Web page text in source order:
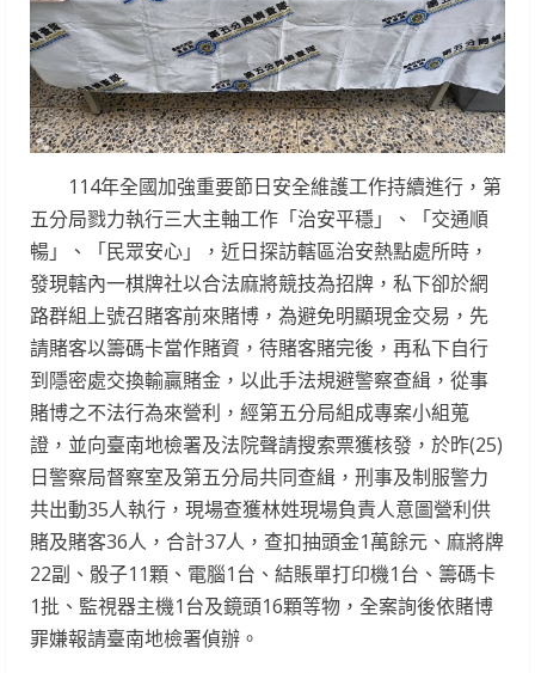
114年全國加強重要節日安全維護工作持續進行，第
五分局戮力執行三大主軸工作「治安平穩」、「交通順
暢」、「民眾安心」，近日探訪轄區治安熱點處所時，
發現轄內一棋牌社以合法麻將競技為招牌，私下卻於網
路群組上號召賭客前來賭博，為避免明顯現金交易，先
請賭客以籌碼卡當作賭資，待賭客賭完後，再私下自行
到隱密處交換輸贏賭金，以此手法規避警察查緝，從事
賭博之不法行為來營利，經第五分局組成專案小組蒐
證，並向臺南地檢署及法院聲請搜索票獲核發，於昨(25)
日警察局督察室及第五分局共同查緝，刑事及制服警力
共出動35人執行，現場查獲林姓現場負責人意圖營利供
賭及賭客36人，合計37人，查扣抽頭金1萬餘元、麻將牌
22副、骰子11顆、電腦1台、結賬單打印機1台、籌碼卡
1批、監視器主機1台及鏡頭16顆等物，全案詢後依賭博
罪嫌報請臺南地檢署偵辦。